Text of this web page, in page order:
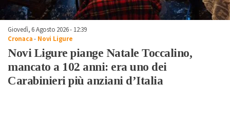
Giovedì, 6 Agosto 2026 - 12:39
Cronaca- Novi Ligure
Novi Ligure piange Natale Toccalino,
mancato a 102 anni: era uno dei
Carabinieri più anziani d’Italia